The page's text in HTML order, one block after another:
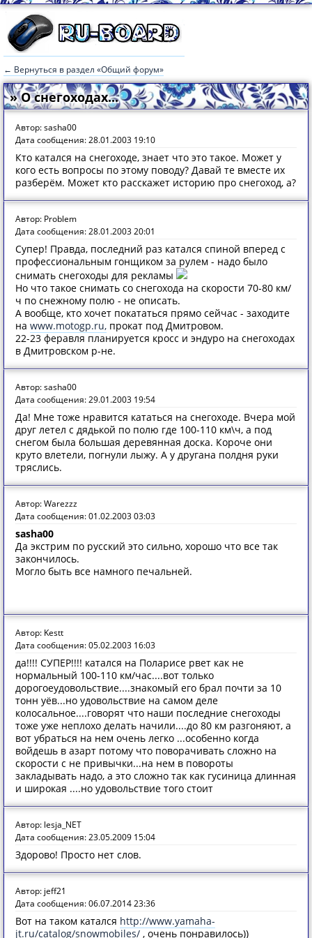
← Вернуться в раздел «Общий форум»
» О снегоходах...
Автор: sasha00
Дата сообщения: 28.01.2003 19:10
Кто катался на снегоходе, знает что это такое. Может у
кого есть вопросы по этому поводу? Давай те вместе их
разберём. Может кто расскажет историю про снегоход, а?
Автор: Problem
Дата сообщения: 28.01.2003 20:01
Супер! Правда, последний раз катался спиной вперед с
профессиональным гонщиком за рулем - надо было
снимать снегоходы для рекламы
Но что такое снимать со снегохода на скорости 70-80 км/
ч по снежному полю - не описать.
А вообще, кто хочет покататься прямо сейчас - заходите
на www.motogp.ru, прокат под Дмитровом.
22-23 феравля планируется кросс и эндуро на снегоходах
в Дмитровском р-не.
Автор: sasha00
Дата сообщения: 29.01.2003 19:54
Да! Мне тоже нравится кататься на снегоходе. Вчера мой
друг летел с дядькой по полю где 100-110 км\ч, а под
снегом была большая деревянная доска. Короче они
круто влетели, погнули лыжу. А у другана полдня руки
тряслись.
Автор: Warezzz
Дата сообщения: 01.02.2003 03:03
sasha00
Да экстрим по русский это сильно, хорошо что все так
закончилось.
Могло быть все намного печальней.
Автор: Kestt
Дата сообщения: 05.02.2003 16:03
да!!!! СУПЕР!!!! катался на Поларисе рвет как не
нормальный 100-110 км/час....вот только
дорогоеудовольствие....знакомый его брал почти за 10
тонн уёв...но удовольствие на самом деле
колосальное....говорят что наши последние снегоходы
тоже уже неплохо делать начили....до 80 км разгоняют, а
вот убраться на нем очень легко ...особенно когда
войдешь в азарт потому что поворачивать сложно на
скорости с не привычки...на нем в повороты
закладывать надо, а это сложно так как гусиница длинная
и широкая ....но удовольствие того стоит
Автор: lesja_NET
Дата сообщения: 23.05.2009 15:04
Здорово! Просто нет слов.
Автор: jeff21
Дата сообщения: 06.07.2014 23:36
Вот на таком катался http://www.yamaha-
jt.ru/catalog/snowmobiles/ , очень понравилось))